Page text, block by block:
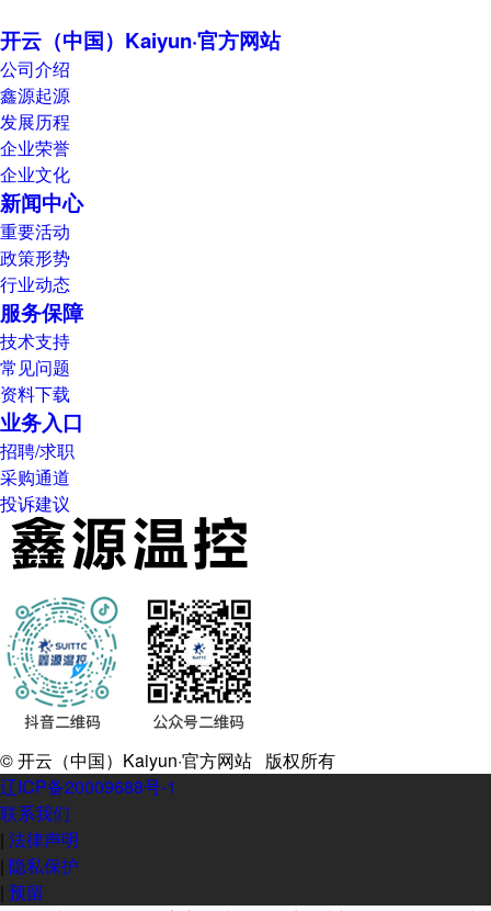
开云（中国）Kaiyun·官方网站
公司介绍
鑫源起源
发展历程
企业荣誉
企业文化
新闻中心
重要活动
政策形势
行业动态
服务保障
技术支持
常见问题
资料下载
业务入口
招聘/求职
采购通道
投诉建议
© 开云（中国）Kaiyun·官方网站 版权所有
辽ICP备20009688号-1
联系我们
| 法律声明
| 隐私保护
| 预留